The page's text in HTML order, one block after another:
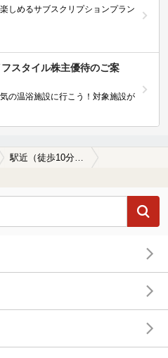
しめるサブスクリプションプラン
フスタイル株主優待のご案
の温浴施設に行こう！対象施設が